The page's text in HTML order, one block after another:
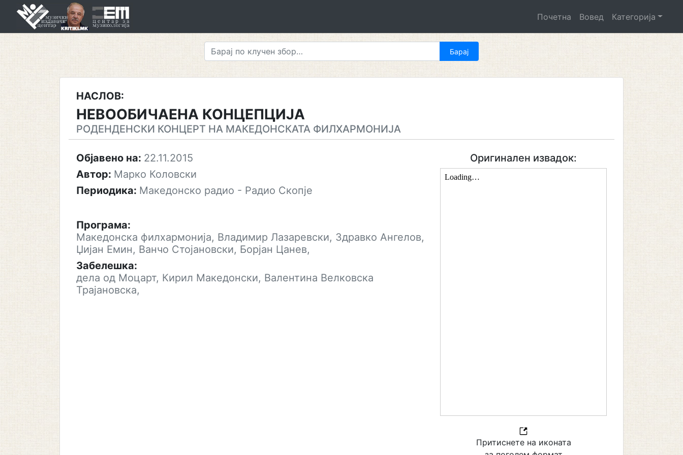
Почетна Вовед Категорија
НАСЛОВ:
НЕВООБИЧАЕНА КОНЦЕПЦИЈА
РОДЕНДЕНСКИ КОНЦЕРТ НА МАКЕДОНСКАТА ФИЛХАРМОНИЈА
Објавено на: 22.11.2015
Автор: Марко Коловски
Периодика: Македонско радио - Радио Скопје
Програма:
Македонска филхармонија, Владимир Лазаревски, Здравко Ангелов,
Џијан Емин, Ванчо Стојановски, Борјан Цанев,
Забелешка:
дела од Моцарт, Кирил Македонски, Валентина Велковска
Трајановска,
Оригинален извадок:
Притиснете на иконата